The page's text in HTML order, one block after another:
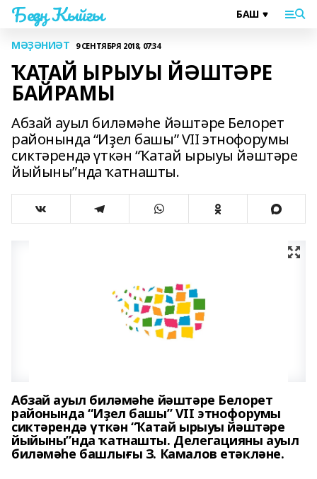
Беҙҙең Ҡыйғы
МӘҘӘНИӘТ 9 СЕНТЯБРЯ 2018, 07:34
ҠАТАЙ ЫРЫУЫ ЙӘШТӘРЕ
БАЙРАМЫ
Абзай ауыл биләмәһе йәштәре Белорет
районында “Иҙел башы” VII этнофорумы
сиктәрендә үткән “Ҡатай ырыуы йәштәре
йыйыны”нда ҡатнашты.
Абзай ауыл биләмәһе йәштәре Белорет
районында “Иҙел башы” VII этнофорумы
сиктәрендә үткән “Ҡатай ырыуы йәштәре
йыйыны”нда ҡатнашты. Делегацияны ауыл
биләмәһе башлығы З. Камалов етәкләне.